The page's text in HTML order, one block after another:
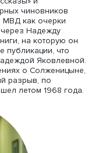
частности для
в США. Надежда
— сначала в
основой
для
могла», —
российской
тесного
годы,
Надежда